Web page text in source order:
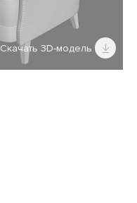
Скачать 3D-модель